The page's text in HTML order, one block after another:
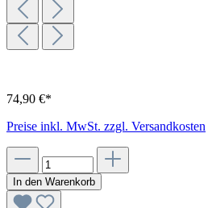
74,90 €*
Preise inkl. MwSt. zzgl. Versandkosten
In den Warenkorb